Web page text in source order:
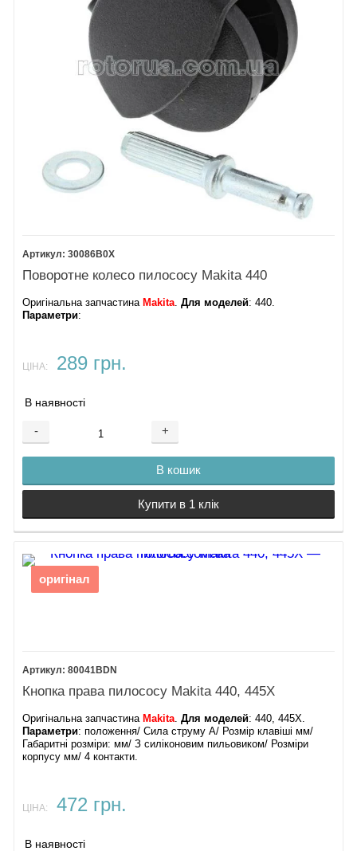
30086B0X
Поворотне колесо пилососу Makita 440
Оригінальна запчастина Makita.Для моделей: 440.
Параметри:
ЦІНА: 289 грн.
В наявності
- +
В кошик
Купити в 1 клік
оригінал
80041BDN
Кнопка права пилососу Makita 440, 445X
Оригінальна запчастина Makita.Для моделей: 440, 445X.
Параметри: положення/ Сила струму А/ Розмір клавіші мм/
Габаритні розміри: мм/ З силіконовим пильовиком/ Розміри
корпусу мм/ 4 контакти.
ЦІНА: 472 грн.
В наявності